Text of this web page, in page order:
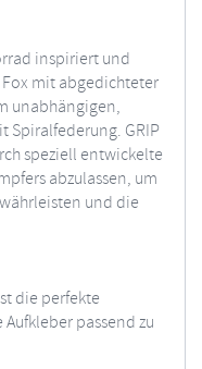
inspiriert und
mit abgedichteter
unabhängigen,
Spiralfederung. GRIP
speziell entwickelte
abzulassen, um
und die
die perfekte
passend zu